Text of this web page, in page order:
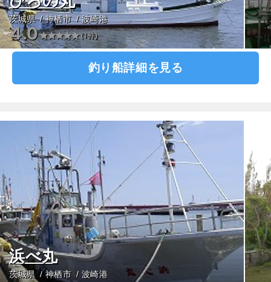
茨城県 神栖市 波崎港
4.0 (1件)
釣り船詳細を見る
浜べ丸
茨城県 神栖市 波崎港